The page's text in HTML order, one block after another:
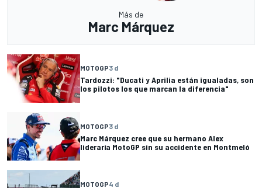
Más de
Marc Márquez
MOTOGP3 d
Tardozzi: "Ducati y Aprilia están igualadas, son
los pilotos los que marcan la diferencia"
MOTOGP3 d
Marc Márquez cree que su hermano Alex
lideraría MotoGP sin su accidente en Montmeló
MOTOGP4 d